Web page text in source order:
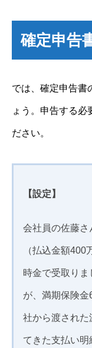
確定申告
では、確定申告書
ょう。申告する必
ださい。
【設定】
会社員の佐藤さ
（払込金額
時金で受取り
が、満期保険
社から渡され
てきた支払い明